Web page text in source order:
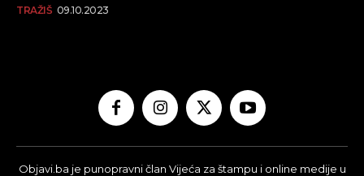
TRAŽIŠ 09.10.2023
Objavi.ba je punopravni član Vijeća za štampu i online medije u